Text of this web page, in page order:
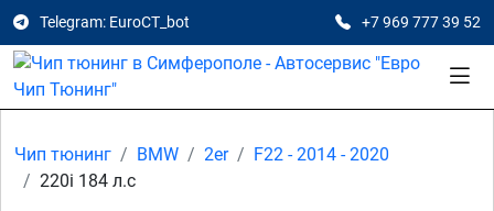
Telegram: EuroCT_bot +7 969 777 39 52
Чип тюнинг BMW 2er
F22 - 2014 - 2020
220i 184 л.с